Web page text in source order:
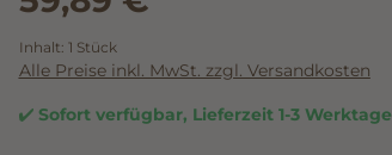
Inhalt: 1 Stück
Alle Preise inkl. MwSt. zzgl. Versandkosten
Sofort verfügbar, Lieferzeit 1-3 Werktage